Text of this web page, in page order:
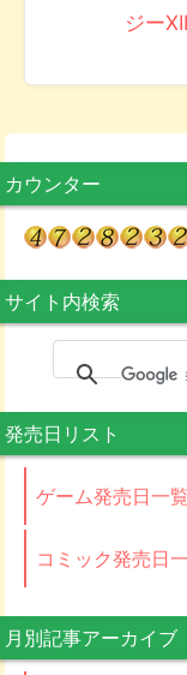
ジー
カウンター
サイト内検索
発売日リスト
ゲーム発売日一覧
コミック発売日
月別記事アーカイブ